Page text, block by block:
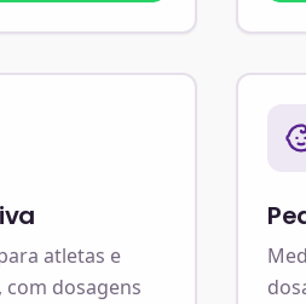
atletas e
dosagens